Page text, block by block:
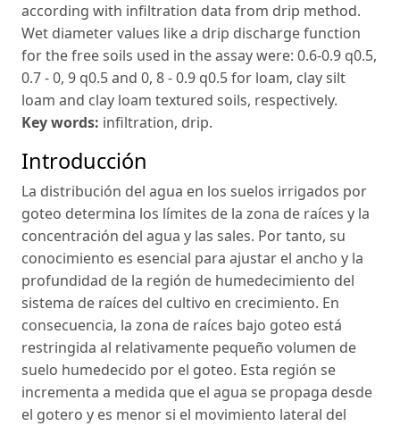
according with infiltration data from drip method.
Wet diameter values like a drip discharge function
for the free soils used in the assay were: 0.6-0.9 q0.5,
0.7 - 0, 9 q0.5 and 0, 8 - 0.9 q0.5 for loam, clay silt
loam and clay loam textured soils, respectively.
Key words: infiltration, drip.
Introducción
La distribución del agua en los suelos irrigados por
goteo determina los límites de la zona de raíces y la
concentración del agua y las sales. Por tanto, su
conocimiento es esencial para ajustar el ancho y la
profundidad de la región de humedecimiento del
sistema de raíces del cultivo en crecimiento. En
consecuencia, la zona de raíces bajo goteo está
restringida al relativamente pequeño volumen de
suelo humedecido por el goteo. Esta región se
incrementa a medida que el agua se propaga desde
el gotero y es menor si el movimiento lateral del